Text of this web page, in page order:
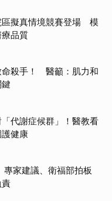
區擬真情境競賽登場 模
品質
命殺手！ 醫籲：肌力和
代謝症候群」！醫教看
健康
專家建議、衛福部拍板